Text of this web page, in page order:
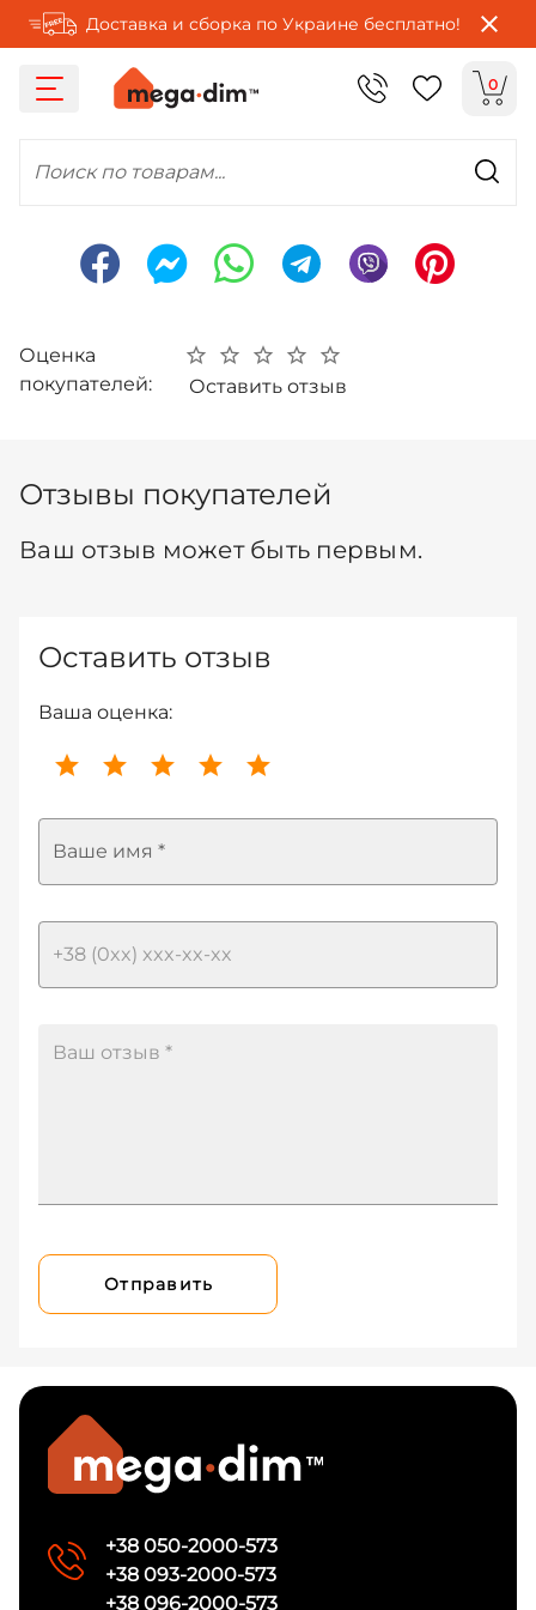
Доставка и сборка по Украине бесплатно!
0
Поиск по товарам...
Оценка
покупателей:
Оставить отзыв
Отзывы покупателей
Ваш отзыв может быть первым.
Оставить отзыв
Ваша оценка:
Ваше имя *
Отправить
+38 050-2000-573
+38 093-2000-573
+38 096-2000-573